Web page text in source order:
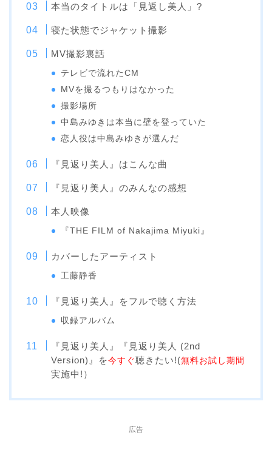
本当のタイトルは「見返し美人」?
寝た状態でジャケット撮影
MV撮影裏話
テレビで流れたCM
MVを撮るつもりはなかった
撮影場所
中島みゆきは本当に壁を登っていた
恋人役は中島みゆきが選んだ
『見返り美人』はこんな曲
『見返り美人』のみんなの感想
本人映像
『THE FILM of Nakajima Miyuki』
カバーしたアーティスト
工藤静香
『見返り美人』をフルで聴く方法
収録アルバム
『見返り美人』『見返り美人 (2nd
Version)』を今すぐ聴きたい!(無料お試し期間
実施中!）
広告